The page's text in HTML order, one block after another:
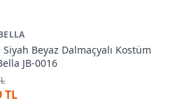
Siyah Beyaz Dalmaçyalı Kostüm
JB-0016
TL